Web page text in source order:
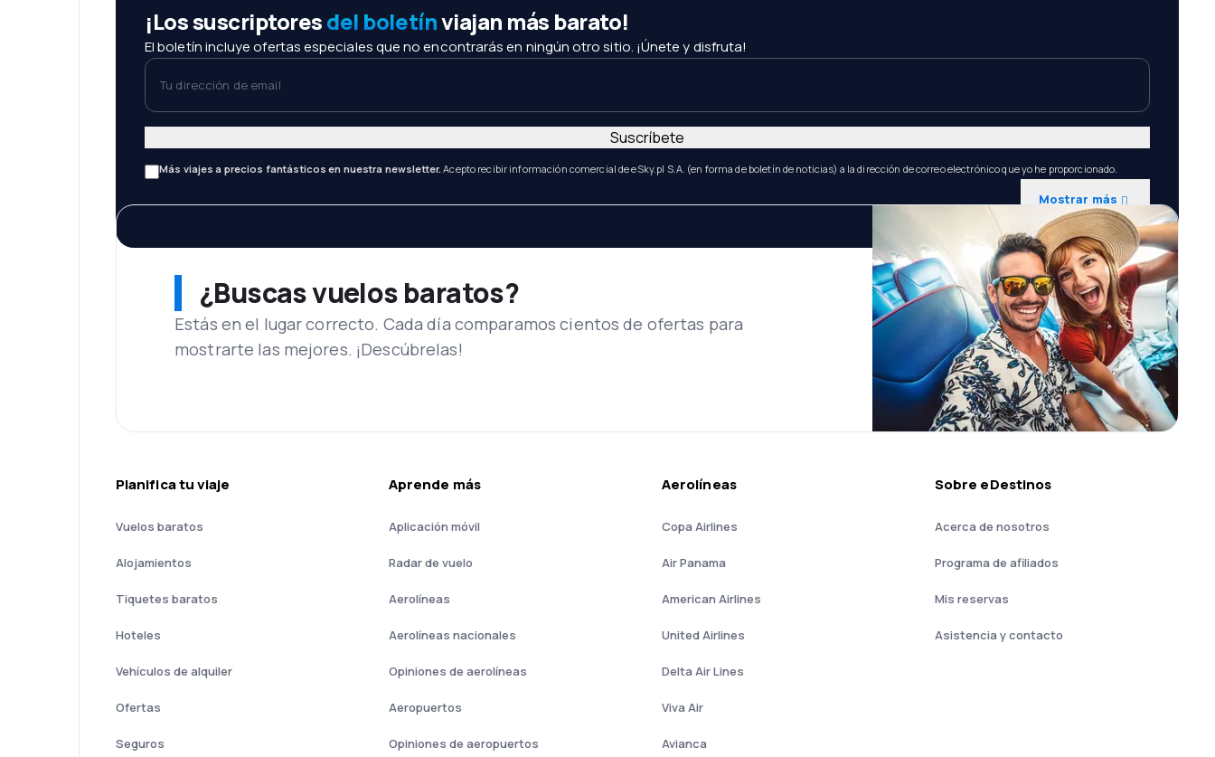
¡Los suscriptoresdel boletínviajan más barato!
El boletín incluye ofertas especiales que no encontrarás en ningún otro sitio. ¡Únete y disfruta!
Tu dirección de email
Más viajes a precios fantásticos en nuestra newsletter. Acepto recibir información comercial de eSky.pl S.A. (en forma de boletín de noticias) a la dirección de correo electrónico que yo he proporcionado.
Mostrar más
Suscríbete
¿Buscas vuelos baratos?
Estás en el lugar correcto. Cada día comparamos cientos de ofertas para
mostrarte las mejores. ¡Descúbrelas!
Planifica tu viaje
Vuelos baratos
Alojamientos
Tiquetes baratos
Hoteles
Vehículos de alquiler
Ofertas
Seguros
Aprende más
Aplicación móvil
Radar de vuelo
Aerolíneas
Aerolíneas nacionales
Opiniones de aerolíneas
Aeropuertos
Opiniones de aeropuertos
Aerolíneas
Copa Airlines
Air Panama
American Airlines
United Airlines
Delta Air Lines
Viva Air
Avianca
Sobre eDestinos
Acerca de nosotros
Programa de afiliados
Mis reservas
Asistencia y contacto